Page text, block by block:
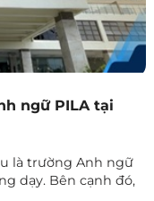
ngữ PILA tại
là trường Anh ngữ
dạy. Bên cạnh đó,